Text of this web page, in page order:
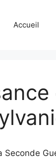
Accueil